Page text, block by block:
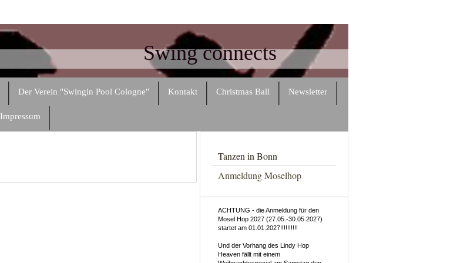
Swing connects
Der Verein "Swingin Pool Cologne" Kontakt Christmas Ball Newsletter
Impressum
Tanzen in Bonn
Anmeldung Moselhop
ACHTUNG - die Anmeldung für den
Mosel Hop 2027 (27.05.-30.05.2027)
startet am 01.01.2027!!!!!!!!!!
Und der Vorhang des Lindy Hop
Heaven fällt mit einem